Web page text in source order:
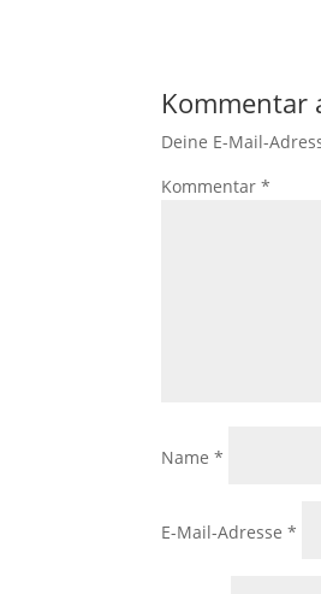
Kommentar
Deine E-Mail-
Kommentar*
Name*
E-Mail-Adresse*